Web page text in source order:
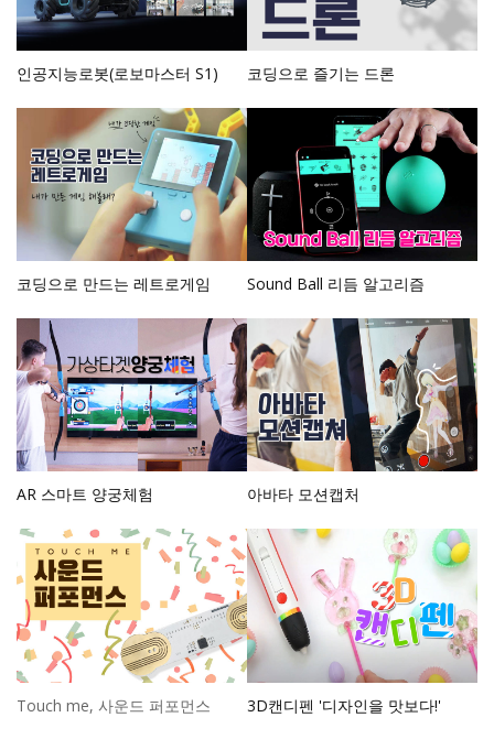
인공지능로봇(로보마스터 S1) 코딩으로 즐기는 드론
코딩으로 만드는 레트로게임 Sound Ball 리듬 알고리즘
AR 스마트 양궁체험 아바타 모션캡처
Touch me, 사운드 퍼포먼스 3D캔디펜 '디자인을 맛보다!'